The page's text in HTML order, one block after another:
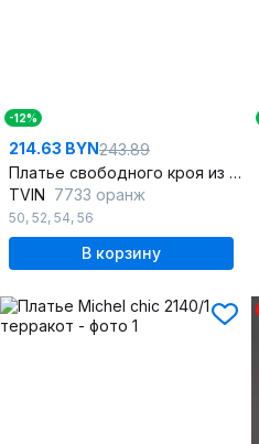
-12%
214.63 BYN243.89
Платье свободного кроя из вискозы с поясом
TVIN 7733 оранж
50, 52, 54, 56
В корзину